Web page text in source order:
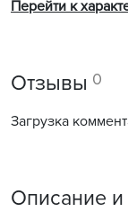
Перейти к
Отзывы 0
Загрузка
Описание и